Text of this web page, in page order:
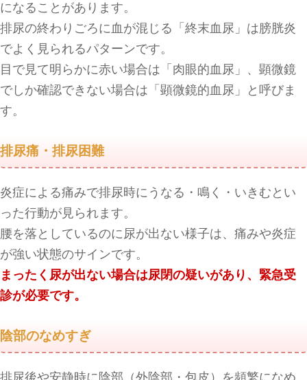
になることがあります。
排尿の終わりごろに血が混じる「終末血尿」は膀胱炎
でよく見られるパターンです。
目で見て明らかに赤い場合は「肉眼的血尿」、顕微鏡
でしか確認できない場合は「顕微鏡的血尿」と呼びま
す。
排尿痛・排尿困難
炎症による痛みで排尿時にうなる・鳴く・いきむとい
った行動が見られます。
腰を落としているのに尿が出ない様子は、痛みや炎症
が強い状態のサインです。
まったく尿が出ない場合は尿閉の疑いがあり、緊急受
診が必要です。
陰部のなめすぎ
排尿後や安静時に陰部（外陰部・包皮）を頻繁になめ